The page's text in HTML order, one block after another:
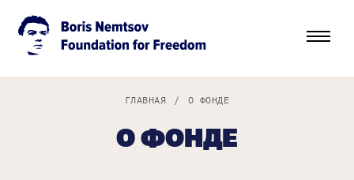
ГЛАВНАЯ / О ФОНДЕ
О ФОНДЕ